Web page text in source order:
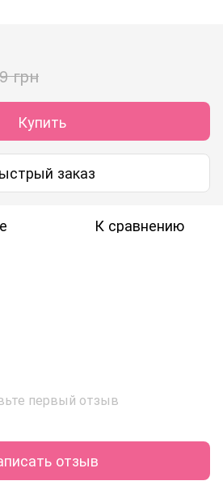
грн
Купить
заказ
К сравнению
первый отзыв
отзыв